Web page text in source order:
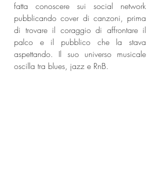
fatta conoscere sui social network
pubblicando cover di canzoni, prima
di trovare il coraggio di affrontare il
palco e il pubblico che la stava
aspettando. Il suo universo musicale
oscilla tra blues, jazz e RnB.